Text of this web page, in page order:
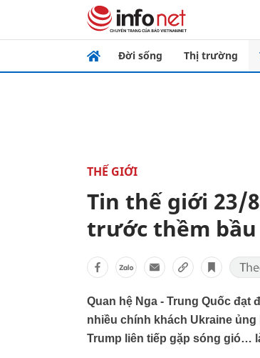
Đời sống Thị trường
THẾ GIỚI
Tin thế giới 23/
trước thềm bầu
Quan hệ Nga - Trung Quốc
nhiều chính khách Ukraine
Trump liên tiếp gặp sóng gió…